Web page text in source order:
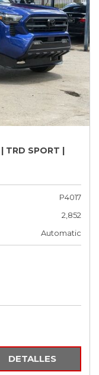
TRD SPORT |
P4017
2,852
Automatic
DETALLES